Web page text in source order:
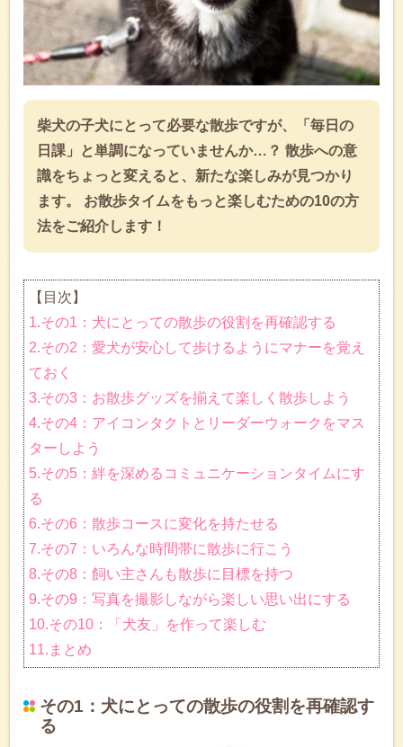
柴犬の子犬にとって必要な散歩ですが、「毎日の
日課」と単調になっていませんか…？ 散歩への意
識をちょっと変えると、新たな楽しみが見つかり
ます。 お散歩タイムをもっと楽しむための10の方
法をご紹介します！
【目次】
1.その1：犬にとっての散歩の役割を再確認する
2.その2：愛犬が安心して歩けるようにマナーを覚え
ておく
3.その3：お散歩グッズを揃えて楽しく散歩しよう
4.その4：アイコンタクトとリーダーウォークをマス
ターしよう
5.その5：絆を深めるコミュニケーションタイムにす
る
6.その6：散歩コースに変化を持たせる
7.その7：いろんな時間帯に散歩に行こう
8.その8：飼い主さんも散歩に目標を持つ
9.その9：写真を撮影しながら楽しい思い出にする
10.その10：「犬友」を作って楽しむ
11.まとめ
その1：犬にとっての散歩の役割を再確認す
る